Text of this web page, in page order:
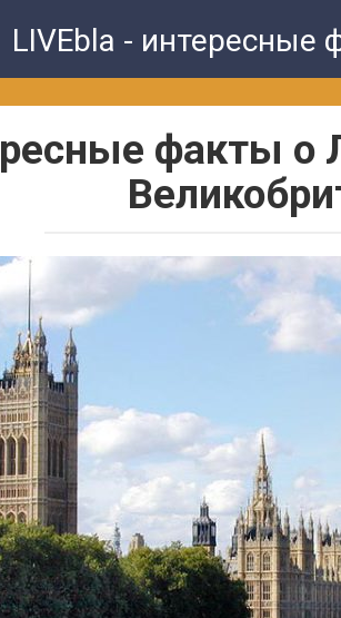
LIVEbla - интересные
факты о